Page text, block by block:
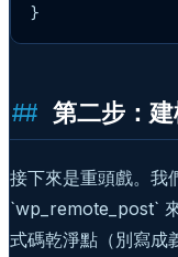
第二步：
接下來是重頭戲。我
`wp_remote_post`
式碼乾淨點（別寫成